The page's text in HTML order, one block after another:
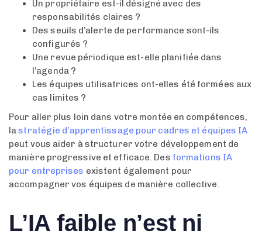
Un propriétaire est-il désigné avec des
responsabilités claires ?
Des seuils d’alerte de performance sont-ils
configurés ?
Une revue périodique est-elle planifiée dans
l’agenda ?
Les équipes utilisatrices ont-elles été formées aux
cas limites ?
Pour aller plus loin dans votre montée en compétences,
lastratégie d’apprentissage pour cadres et équipes IA
peut vous aider à structurer votre développement de
manière progressive et efficace. Des formations IA
pour entreprises existent également pour
accompagner vos équipes de manière collective.
L’IA faible n’est ni